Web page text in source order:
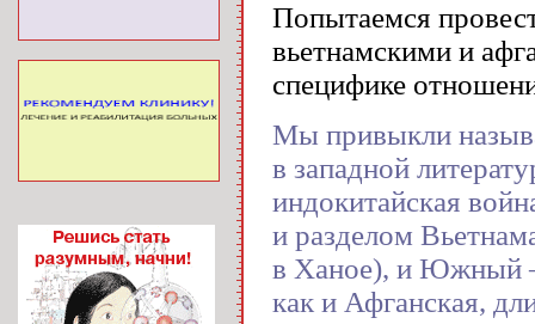
Попытаемся
вьетнамскими и
специфике
Мы привыкли
в западной
индокитайская
и разделом
в Ханое), и Южный
как и Афганская,